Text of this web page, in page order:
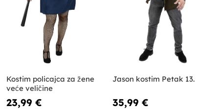
Kostim policajca za žene
veće veličine
23,99 €
Jason kostim Petak 13.
35,99 €